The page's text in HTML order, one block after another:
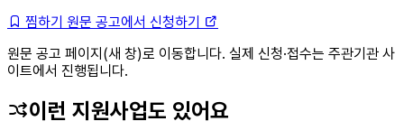
찜하기 원문 공고에서 신청하기
원문 공고 페이지(새 창)로 이동합니다. 실제 신청·접수는 주관기관 사
이트에서 진행됩니다.
이런 지원사업도 있어요